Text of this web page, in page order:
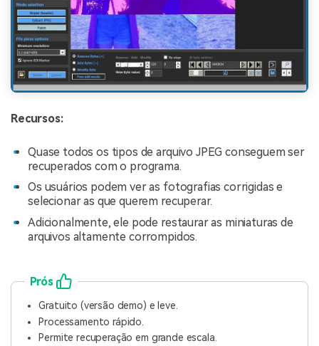
Recursos:
Quase todos os tipos de arquivo JPEG conseguem ser
recuperados com o programa.
Os usuários podem ver as fotografias corrigidas e
selecionar as que querem recuperar.
Adicionalmente, ele pode restaurar as miniaturas de
arquivos altamente corrompidos.
Prós
Gratuito (versão demo) e leve.
Processamento rápido.
Permite recuperação em grande escala.